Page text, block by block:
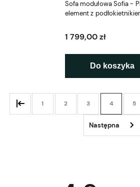
Sofa modułowa Sofia -
element z
1 799,00 zł
Do koszyka
1 2 3 4 5